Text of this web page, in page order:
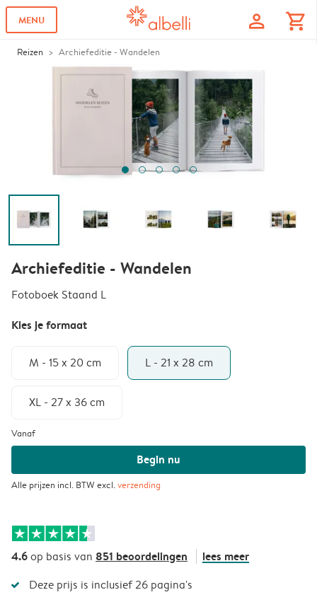
MENU profile shopping_cart
Reizen Archiefeditie - Wandelen
Archiefeditie - Wandelen
Fotoboek Staand L
Kies je formaat
M - 15 x 20 cm L - 21 x 28 cm
XL - 27 x 36 cm
Vanaf
Begin nu
Alle prijzen incl. BTW excl.verzending
4.6op basis van 851 beoordelingen lees meer
Deze prijs is inclusief 26 pagina's